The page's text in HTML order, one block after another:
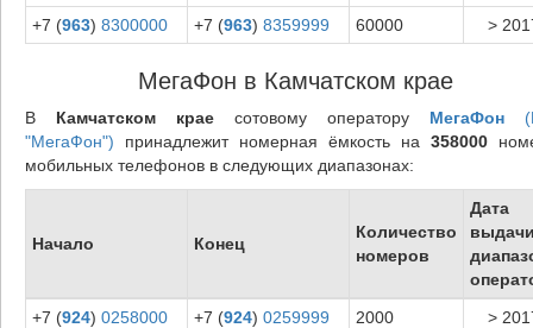
+7 (963) 8300000 +7 (963) 8359999 60000 >
МегаФон в Камчатском крае
В Камчатском краесотовому оператору МегаФон
"МегаФон") принадлежит номерная ёмкость на358000
мобильных телефонов в следующих диапазонах:
Начало Конец
Количество
номеров
Дата
+7 (924) 0258000 +7 (924) 0259999 2000
>